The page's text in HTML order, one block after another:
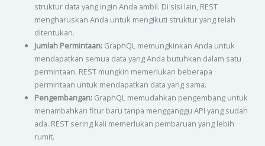
struktur data yang ingin Anda ambil. Di sisi lain, REST
mengharuskan Anda untuk mengikuti struktur yang telah
ditentukan.
Jumlah Permintaan:GraphQL memungkinkan Anda untuk
mendapatkan semua data yang Anda butuhkan dalam satu
permintaan. REST mungkin memerlukan beberapa
permintaan untuk mendapatkan data yang sama.
Pengembangan:GraphQL memudahkan pengembang untuk
menambahkan fitur baru tanpa mengganggu API yang sudah
ada. REST sering kali memerlukan pembaruan yang lebih
rumit.